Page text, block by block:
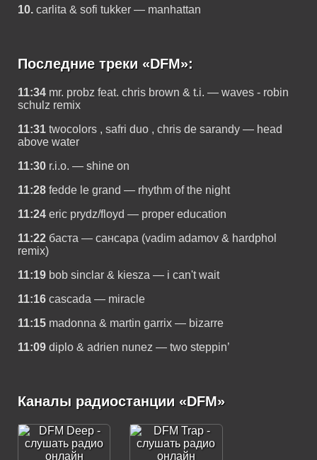
10. carlita & sofi tukker — manhattan
Последние треки «DFM»:
11:34 mr. probz feat. chris brown & t.i. — waves - robin
schulz remix
11:31 twocolors , safri duo , chris de sarandy — head
above water
11:30 r.i.o. — shine on
11:28 fedde le grand — rhythm of the night
11:24 eric prydz/floyd — proper education
11:22 баста — сансара (vadim adamov & hardphol
remix)
11:19 bob sinclar & kiesza — i can't wait
11:16 cascada — miracle
11:15 madonna & martin garrix — bizarre
11:09 diplo & adrien nunez — two steppin’
Каналы радиостанции «DFM»